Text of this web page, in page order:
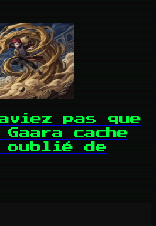
pas que
cache
oublié de